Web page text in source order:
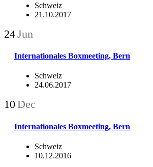
Schweiz
21.10.2017
24Jun
Internationales Boxmeeting, Bern
Schweiz
24.06.2017
10Dec
Internationales Boxmeeting, Bern
Schweiz
10.12.2016